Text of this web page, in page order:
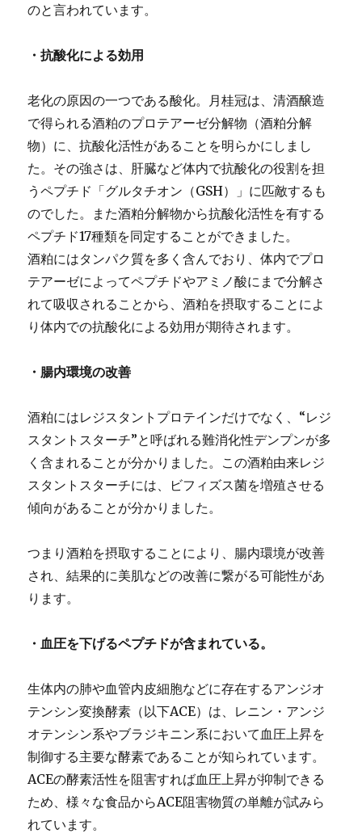
のと言われています。
・抗酸化による効用
老化の原因の一つである酸化。月桂冠は、清酒醸造
で得られる酒粕のプロテアーゼ分解物（酒粕分解
物）に、抗酸化活性があることを明らかにしまし
た。その強さは、肝臓など体内で抗酸化の役割を担
うペプチド「グルタチオン（GSH）」に匹敵するも
のでした。また酒粕分解物から抗酸化活性を有する
ペプチド17種類を同定することができました。
酒粕にはタンパク質を多く含んでおり、体内でプロ
テアーゼによってペプチドやアミノ酸にまで分解さ
れて吸収されることから、酒粕を摂取することによ
り体内での抗酸化による効用が期待されます。
・腸内環境の改善
酒粕にはレジスタントプロテインだけでなく、“レジ
スタントスターチ”と呼ばれる難消化性デンプンが多
く含まれることが分かりました。この酒粕由来レジ
スタントスターチには、ビフィズス菌を増殖させる
傾向があることが分かりました。
つまり酒粕を摂取することにより、腸内環境が改善
され、結果的に美肌などの改善に繋がる可能性があ
ります。
・血圧を下げるペプチドが含まれている。
生体内の肺や血管内皮細胞などに存在するアンジオ
テンシン変換酵素（以下ACE）は、レニン・アンジ
オテンシン系やブラジキニン系において血圧上昇を
制御する主要な酵素であることが知られています。
ACEの酵素活性を阻害すれば血圧上昇が抑制できる
ため、様々な食品からACE阻害物質の単離が試みら
れています。